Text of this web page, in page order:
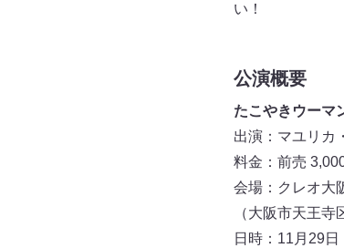
い！
公演概要
たこやきウーマ
出演：マユリカ
料金：前売
会場：クレオ大
（大阪市天王寺
日時：11月29